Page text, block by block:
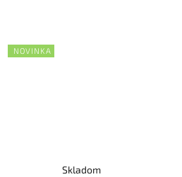
NOVINKA
Skladom